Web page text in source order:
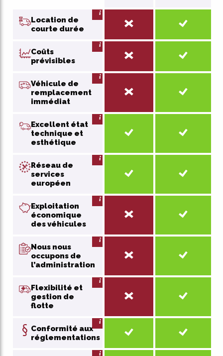
Location de
courte durée
Coûts
prévisibles
Véhicule de
remplacement
immédiat
Excellent état
technique et
esthétique
Réseau de
services
européen
Exploitation
économique
des véhicules
Nous nous
occupons de
l’administration
Flexibilité et
gestion de
flotte
Conformité aux
réglementations